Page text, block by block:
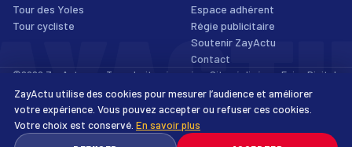
Tour des Yoles
Tour cycliste
Espace adhérent
Régie publicitaire
Soutenir ZayActu
Contact
©2026 ZayActu.org. Tous droits réservés. · Site réalisé par Enjoy Digital
Agency
Mentions légales
Confidentialité Cookies Accessibilité
ZayActu utilise des cookies pour mesurer l’audience et améliorer
votre expérience. Vous pouvez accepter ou refuser ces cookies.
Votre choix est conservé. En savoir plus